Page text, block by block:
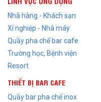
Nhà hàng - Khách sạn
Xí nghiệp - Nhà máy
Quầy pha chế bar cafe
Trường học, Bệnh viện
Resort
THIẾT BỊ BAR CAFE
Quầy bar pha chế inox